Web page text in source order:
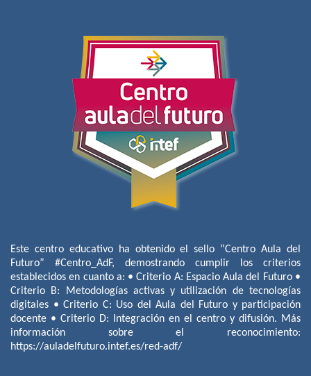
Este centro educativo ha obtenido el sello “Centro Aula del
Futuro” #Centro_AdF, demostrando cumplir los criterios
establecidos en cuanto a: • Criterio A: Espacio Aula del Futuro •
Criterio B: Metodologías activas y utilización de tecnologías
digitales • Criterio C: Uso del Aula del Futuro y participación
docente • Criterio D: Integración en el centro y difusión. Más
información sobre el reconocimiento:
https://auladelfuturo.intef.es/red-adf/